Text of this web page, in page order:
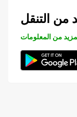
من التنقل
من المعلومات